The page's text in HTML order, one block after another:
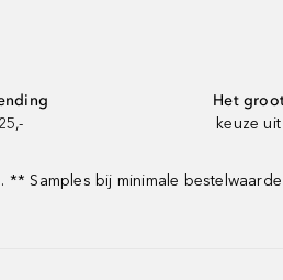
Het
keuze
Samples bij minimale